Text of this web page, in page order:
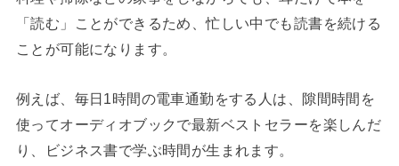
「読む」ことができるため、忙しい中でも読書を続ける
ことが可能になります。
例えば、毎日1時間の電車通勤をする人は、隙間時間を
使ってオーディオブックで最新ベストセラーを楽しんだ
り、ビジネス書で学ぶ時間が生まれます。